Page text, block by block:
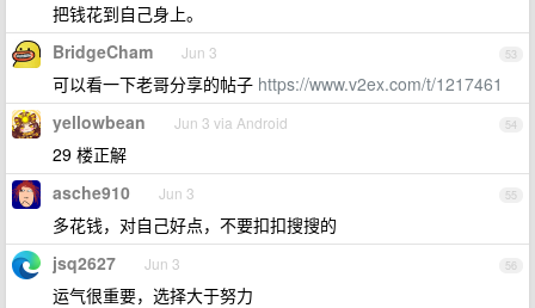
把钱花到自己身上。
53
BridgeCham Jun 3
可以看一下老哥分享的帖子 https://www.v2ex.com/t/1217461
54
yellowbean Jun 3 via Android
29 楼正解
55
asche910 Jun 3
多花钱，对自己好点，不要扣扣搜搜的
56
jsq2627 Jun 3
运气很重要，选择大于努力